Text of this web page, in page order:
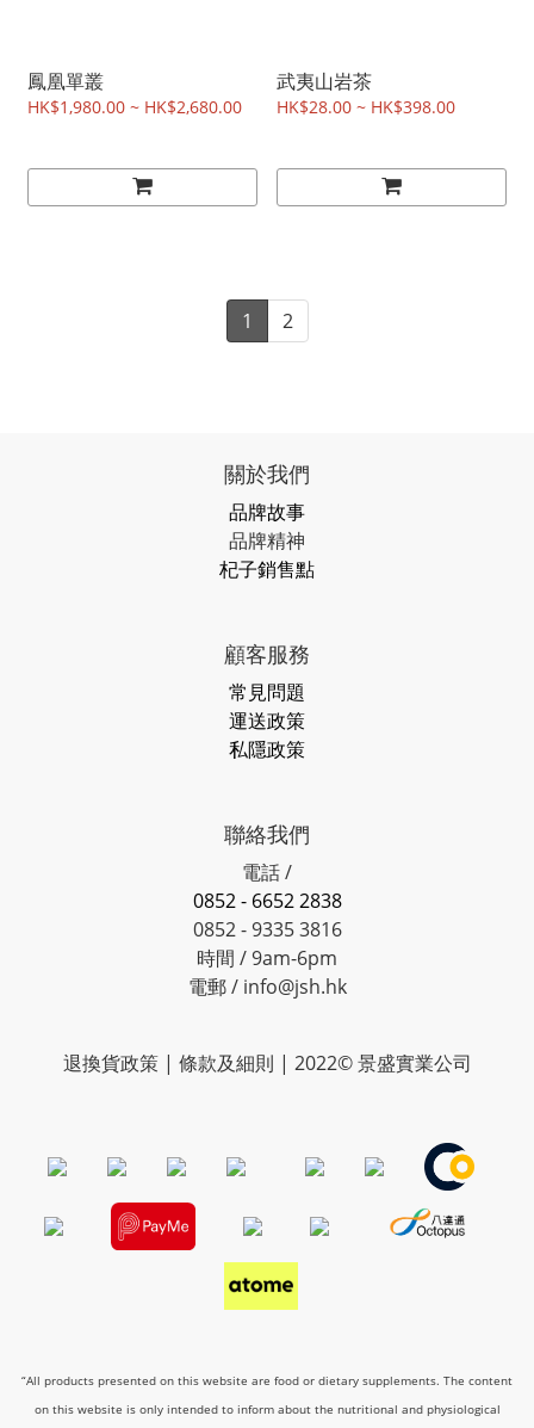
鳳凰單叢
HK$1,980.00 ~ HK$2,680.00
武夷山岩茶
HK$28.00 ~ HK$398.00
1 2
關於我們
品牌故事
品牌精神
杞子銷售點
顧客服務
常見問題
運送政策
私隱政策
聯絡我們
電話 /
0852 - 6652 2838
0852 - 9335 3816
時間 / 9am-6pm
電郵 / info@jsh.hk
退換貨政策 | 條款及細則 | 2022© 景盛實業公司
“All products presented on this website are food or dietary supplements. The content
on this website is only intended to inform about the nutritional and physiological